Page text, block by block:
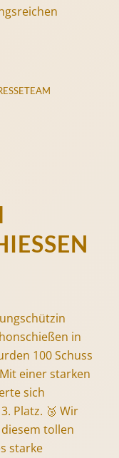
I
in
100 Schuss
einer starken
sich
Platz. 🥉 Wir
tollen
starke